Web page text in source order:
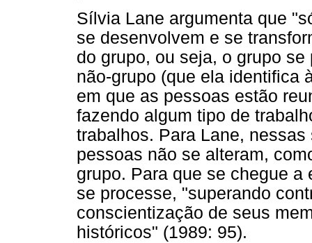
Sílvia Lane argumenta que
se desenvolvem e se
do grupo, ou seja, o grupo
não-grupo (que ela identifica
em que as pessoas estão
fazendo algum tipo de
trabalhos. Para Lane,
pessoas não se alteram,
grupo. Para que se chegue
se processe, "superando
conscientização de seus
históricos" (1989: 95).